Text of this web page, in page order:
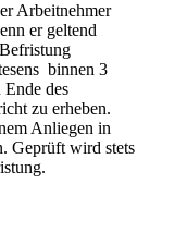
Arbeitnehmer
er geltend
binnen 3
Ende des
zu erheben.
Anliegen in
Geprüft wird stets